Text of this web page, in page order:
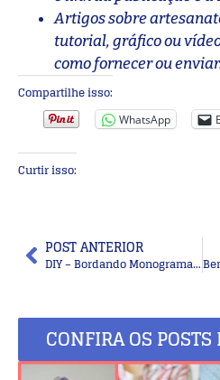
Artigos sobre
tutorial, gráfico ou
como fornecer ou
Compartilhe isso:
WhatsApp
Curtir isso:
POST ANTERIOR
DIY – Bordando Monograma , baixe e borde!
CONFIRA OS